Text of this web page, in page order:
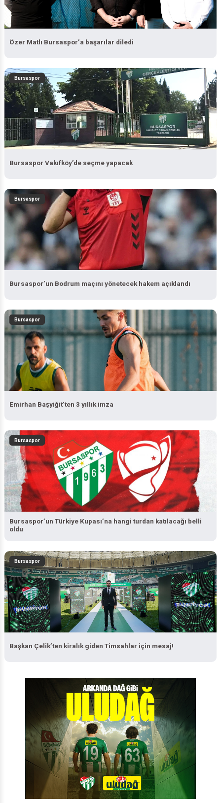
Özer Matlı Bursaspor’a başarılar diledi
Bursaspor
Bursaspor Vakıfköy’de seçme yapacak
Bursaspor
Bursaspor’un Bodrum maçını yönetecek hakem açıklandı
Bursaspor
Emirhan Başyiğit’ten 3 yıllık imza
Bursaspor
Bursaspor’un Türkiye Kupası’na hangi turdan katılacağı belli
oldu
Bursaspor
Başkan Çelik’ten kiralık giden Timsahlar için mesaj!